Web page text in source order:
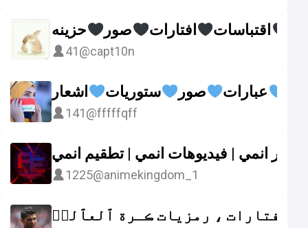
اقتباسات افتارات صور حزينه
41@capt10n
عبارات صور ستوريات اشعار
141@fffffqff
1225@animekingdom_1